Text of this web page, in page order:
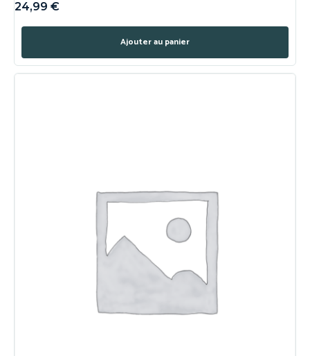
24,99 €
Ajouter au panier